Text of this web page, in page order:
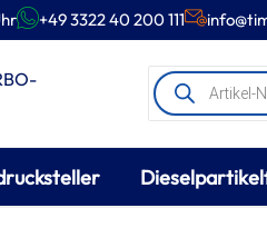
+49 3322 40 200 111
Products
search